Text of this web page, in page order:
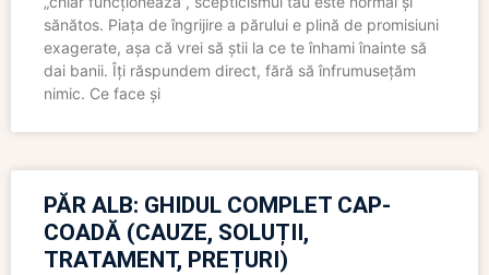
sănătos. Piața de îngrijire a părului e plină de promisiuni
exagerate, așa că vrei să știi la ce te înhami înainte să
dai banii. Îți răspundem direct, fără să înfrumusețăm
nimic. Ce face și
PĂR ALB: GHIDUL COMPLET CAP-
COADĂ (CAUZE, SOLUȚII,
TRATAMENT, PREȚURI)